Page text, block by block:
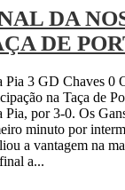
DA
DE
Pia 3 GD Chaves 0
na Taça de
Pia, por 3-0. Os
minuto por
a vantagem na
a...